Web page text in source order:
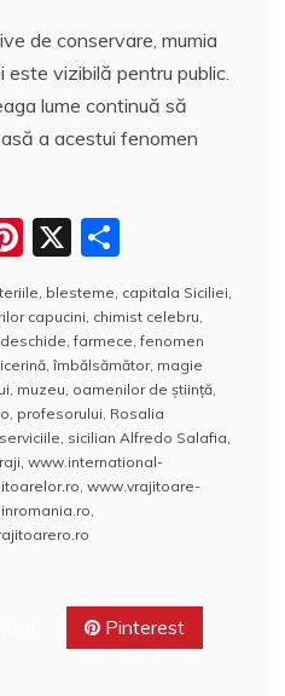
de conservare, mumia
este vizibilă pentru public.
lume continuă să
a acestui fenomen
Pi
nt
er
e
st
X
rt
aj
e
a
z
, blesteme, capitala Siciliei,
capucini, chimist celebru,
deschide,farmece,fenomen
, îmbălsămător, magie
, muzeu, oamenilor de ştiinţă,
, profesorului, Rosalia
serviciile, sicilian Alfredo Salafia,
, www.international-
, www.vrajitoare-
,
Pinterest